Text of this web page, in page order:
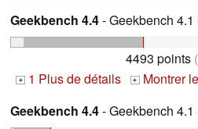
Geekbench 4.4- Geekbench
4493 points
+ 1 Plus de détails + Montrer
Geekbench 4.4- Geekbench